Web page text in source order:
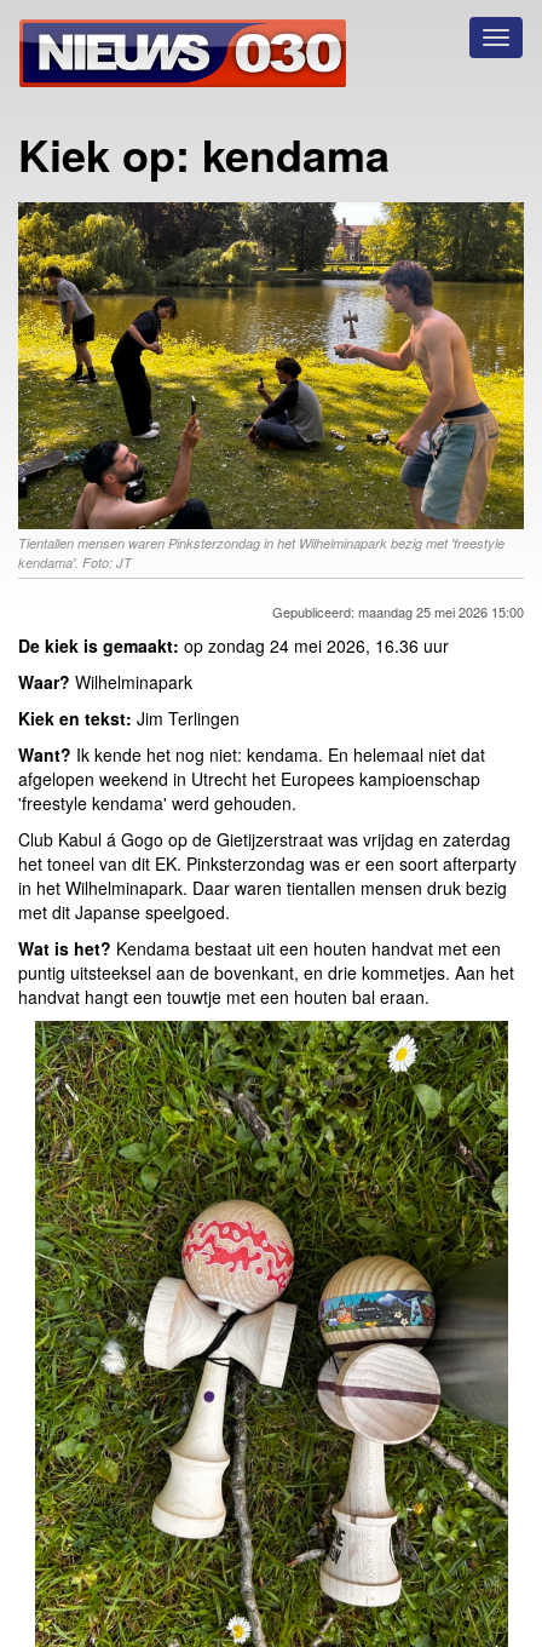
Kiek op: kendama
Tientallen mensen waren Pinksterzondag in het Wilhelminapark bezig met 'freestyle
kendama'. Foto: JT
Gepubliceerd: maandag 25 mei 2026 15:00
De kiek is gemaakt: op zondag 24 mei 2026, 16.36 uur
Waar? Wilhelminapark
Kiek en tekst: Jim Terlingen
Want? Ik kende het nog niet: kendama. En helemaal niet dat
afgelopen weekend in Utrecht het Europees kampioenschap
'freestyle kendama' werd gehouden.
Club Kabul á Gogo op de Gietijzerstraat was vrijdag en zaterdag
het toneel van dit EK. Pinksterzondag was er een soort afterparty
in het Wilhelminapark. Daar waren tientallen mensen druk bezig
met dit Japanse speelgoed.
Wat is het? Kendama bestaat uit een houten handvat met een
puntig uitsteeksel aan de bovenkant, en drie kommetjes. Aan het
handvat hangt een touwtje met een houten bal eraan.